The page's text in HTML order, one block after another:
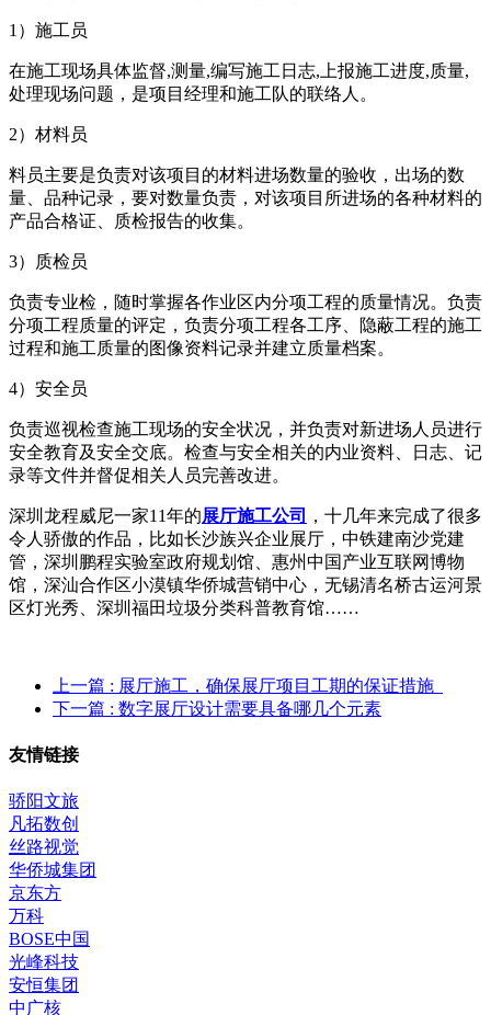
1）施工员
在施工现场具体监督,测量,编写施工日志,上报施工进度,质量,
处理现场问题，是项目经理和施工队的联络人。
2）材料员
料员主要是负责对该项目的材料进场数量的验收，出场的数
量、品种记录，要对数量负责，对该项目所进场的各种材料的
产品合格证、质检报告的收集。
3）质检员
负责专业检，随时掌握各作业区内分项工程的质量情况。负责
分项工程质量的评定，负责分项工程各工序、隐蔽工程的施工
过程和施工质量的图像资料记录并建立质量档案。
4）安全员
负责巡视检查施工现场的安全状况，并负责对新进场人员进行
安全教育及安全交底。检查与安全相关的内业资料、日志、记
录等文件并督促相关人员完善改进。
深圳龙程威尼一家11年的展厅施工公司
，十几年来完成了很多
令人骄傲的作品，比如长沙族兴企业展厅，中铁建南沙党建
管，深圳鹏程实验室政府规划馆、惠州中国产业互联网博物
馆，深汕合作区小漠镇华侨城营销中心，无锡清名桥古运河景
区灯光秀、深圳福田垃圾分类科普教育馆……
上一篇 : 展厅施工，确保展厅项目工期的保证措施
下一篇 : 数字展厅设计需要具备哪几个元素
友情链接
骄阳文旅
凡拓数创
丝路视觉
华侨城集团
京东方
万科
BOSE中国
光峰科技
安恒集团
中广核